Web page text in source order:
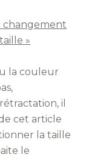
changement
»
la couleur
il
cet article
la taille
le